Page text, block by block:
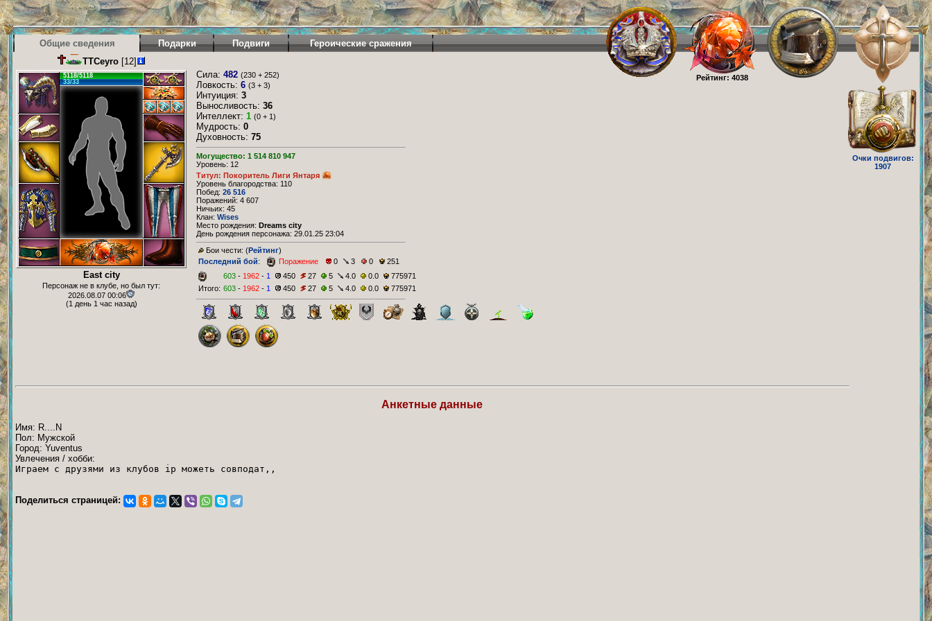
Рейтинг: 4038
Очки подвигов:
1907
Общие сведения Подарки Подвиги
Героические сражения
TTCeyro [12]
5118/5118
33/33
East city
Персонаж не в клубе, но был тут:
2026.08.07 00:06
(1 день 1 час назад)
Сила: 482 (230 + 252)
Ловкость: 6 (3 + 3)
Интуиция: 3
Выносливость: 36
Интеллект: 1 (0 + 1)
Мудрость: 0
Духовность: 75
Могущество: 1 514 810 947
Уровень: 12
Титул: Покоритель Лиги Янтаря
Уровень благородства: 110
Побед: 26 516
Поражений: 4 607
Ничьих: 45
Клан: Wises
Место рождения: Dreams city
День рождения персонажа: 29.01.25 23:04
Бои чести: (Рейтинг)
Последний бой: Поражение 0 3 0
251
603 - 1962 - 1 450 27 5 4.0 0.0
775971
Итого: 603 - 1962 - 1 450 27 5 4.0 0.0 775971
Анкетные данные
Имя: R....N
Пол: Мужской
Город: Yuventus
Увлечения / хобби:
Играем с друзями из клубов ip можеть совподат,,
Поделиться страницей: